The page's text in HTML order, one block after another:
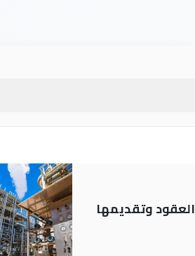
وتقديمها